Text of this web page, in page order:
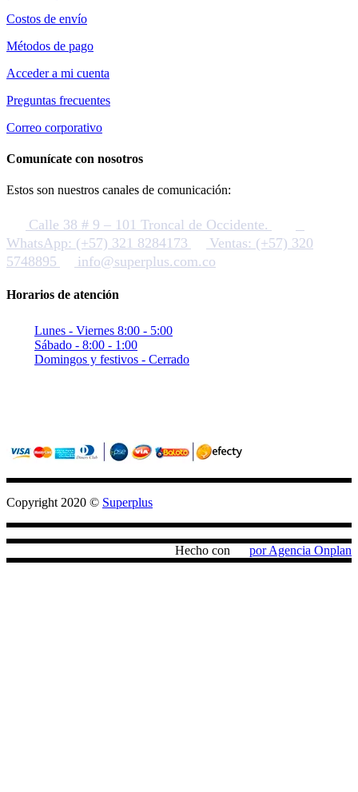
Costos de envío
Métodos de pago
Acceder a mi cuenta
Preguntas frecuentes
Correo corporativo
Comunícate con nosotros
Estos son nuestros canales de comunicación:
Calle 38 # 9 – 101 Troncal de Occidente.
WhatsApp: (+57) 321 8284173
Ventas: (+57) 320
5748895
info@superplus.com.co
Horarios de atención
Lunes - Viernes 8:00 - 5:00
Sábado - 8:00 - 1:00
Domingos y festivos - Cerrado
Copyright 2020 © Superplus
Hecho con por Agencia Onplan